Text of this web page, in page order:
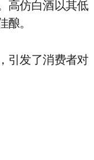
高仿白酒以其低
酿。
引发了消费者对